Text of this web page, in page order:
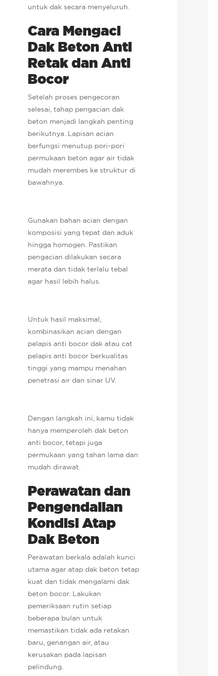
untuk dak secara menyeluruh.
Cara Mengaci
Dak Beton Anti
Retak dan Anti
Bocor
Setelah proses pengecoran
selesai, tahap pengacian dak
beton menjadi langkah penting
berikutnya. Lapisan acian
berfungsi menutup pori-pori
permukaan beton agar air tidak
mudah merembes ke struktur di
bawahnya.
Gunakan bahan acian dengan
komposisi yang tepat dan aduk
hingga homogen. Pastikan
pengacian dilakukan secara
merata dan tidak terlalu tebal
agar hasil lebih halus.
Untuk hasil maksimal,
kombinasikan acian dengan
pelapis anti bocor dak atau cat
pelapis anti bocor berkualitas
tinggi yang mampu menahan
penetrasi air dan sinar UV.
Dengan langkah ini, kamu tidak
hanya memperoleh dak beton
anti bocor, tetapi juga
permukaan yang tahan lama dan
mudah dirawat.
Perawatan dan
Pengendalian
Kondisi Atap
Dak Beton
Perawatan berkala adalah kunci
utama agar atap dak beton tetap
kuat dan tidak mengalami dak
beton bocor. Lakukan
pemeriksaan rutin setiap
beberapa bulan untuk
memastikan tidak ada retakan
baru, genangan air, atau
kerusakan pada lapisan
pelindung.